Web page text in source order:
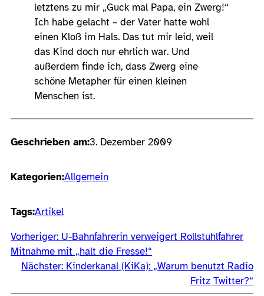
letztens zu mir „Guck mal Papa, ein Zwerg!“
Ich habe gelacht – der Vater hatte wohl
einen Kloß im Hals. Das tut mir leid, weil
das Kind doch nur ehrlich war. Und
außerdem finde ich, dass Zwerg eine
schöne Metapher für einen kleinen
Menschen ist.
Geschrieben am:3. Dezember 2009
Kategorien:Allgemein
Tags:Artikel
Vorheriger: U-Bahnfahrerin verweigert Rollstuhlfahrer
Mitnahme mit „halt die Fresse!“
Nächster: Kinderkanal (KiKa): „Warum benutzt Radio
Fritz Twitter?“